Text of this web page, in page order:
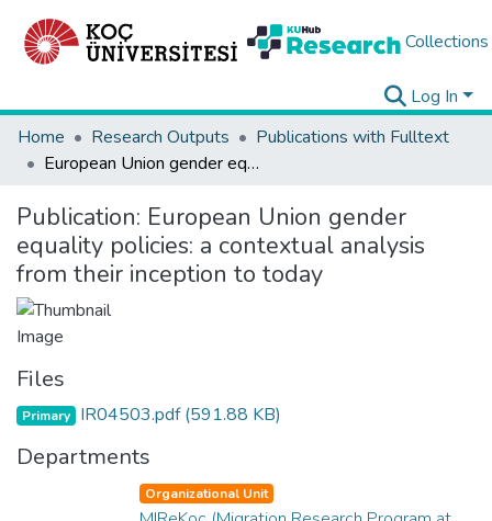
Collections
Log In
Home
Research Outputs
Publications with Fulltext
European Union gender equality policies: a contextual analysis from their inception to today
Publication: European Union gender
equality policies: a contextual analysis
from their inception to today
Files
Primary IR04503.pdf(591.88 KB)
Departments
Organizational Unit